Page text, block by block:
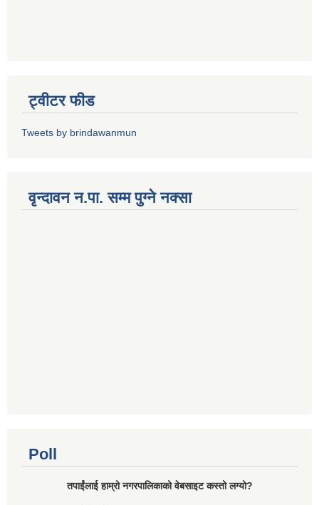
ट्वीटर फीड
Tweets by brindawanmun
वृन्दावन न.पा. सम्म पुग्ने नक्सा
Poll
तपाईंलाई हाम्रो नगरपालिकाको वेबसाइट कस्तो लग्यो?